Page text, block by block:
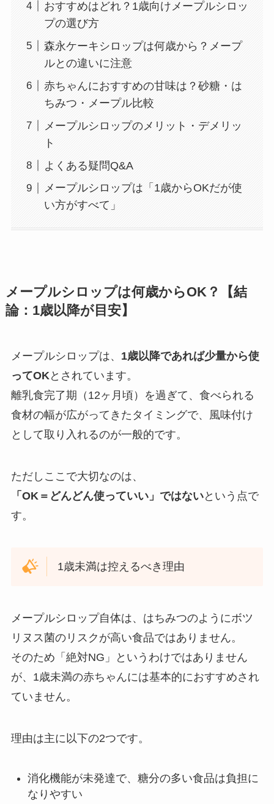
おすすめはどれ？1歳向けメープルシロッ
プの選び方
森永ケーキシロップは何歳から？メープ
ルとの違いに注意
赤ちゃんにおすすめの甘味は？砂糖・は
ちみつ・メープル比較
メープルシロップのメリット・デメリッ
ト
よくある疑問Q&A
メープルシロップは「1歳からOKだが使
い方がすべて」
メープルシロップは何歳からOK？【結
論：1歳以降が目安】
メープルシロップは、 1歳以降であれば少量から使
ってOK とされています。
離乳食完了期（12ヶ月頃）を過ぎて、食べられる
食材の幅が広がってきたタイミングで、風味付け
として取り入れるのが一般的です。
ただしここで大切なのは、
「OK＝どんどん使っていい」ではないという点で
す。
1歳未満は控えるべき理由
メープルシロップ自体は、はちみつのようにボツ
リヌス菌のリスクが高い食品ではありません。
そのため「絶対NG」というわけではありません
が、1歳未満の赤ちゃんには基本的におすすめされ
ていません。
理由は主に以下の2つです。
消化機能が未発達で、糖分の多い食品は負担に
なりやすい